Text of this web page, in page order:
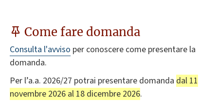
Come fare domanda
Consulta l'avviso per conoscere come presentare la
domanda.
Per l’a.a. 2026/27 potrai presentare domanda dal 11
novembre 2026 al 18 dicembre 2026.